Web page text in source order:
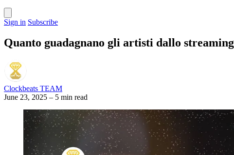
Sign in Subscribe
Quanto guadagnano gli artisti dallo
Clockbeats TEAM
June 23, 2025 – 5 min read